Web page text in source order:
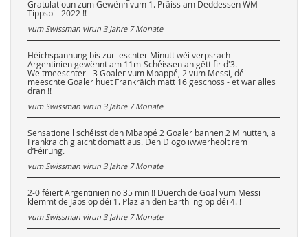
Gratulatioun zum Gewënn vum 1. Präiss am Deddessen WM
Tippspill 2022 !!
vum Swissman virun 3 Jahre 7 Monate
Héichspannung bis zur leschter Minutt wéi verpsrach -
Argentinien gewënnt am 11m-Schéissen an gëtt fir d'3.
Weltmeeschter - 3 Goaler vum Mbappé, 2 vum Messi, déi
meeschte Goaler huet Frankräich matt 16 geschoss - et war alles
dran !!
vum Swissman virun 3 Jahre 7 Monate
Sensationell schéisst den Mbappé 2 Goaler bannen 2 Minutten, a
Frankräich gläicht domatt aus. Den Diogo iwwerhëölt rem
d‘Féirung.
vum Swissman virun 3 Jahre 7 Monate
2-0 féiert Argentinien no 35 min !! Duerch de Goal vum Messi
klëmmt de Japs op déi 1. Plaz an den Earthling op déi 4. !
vum Swissman virun 3 Jahre 7 Monate